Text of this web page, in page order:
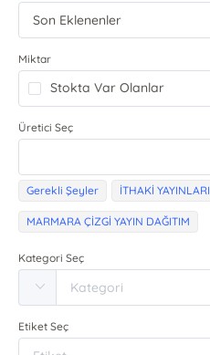
Miktar
Stokta Var Olanlar
Üretici Seç
Gerekli Şeyler İTHAKİ YAYINLARI
MARMARA ÇİZGİ YAYIN DAĞITIM
Kategori Seç
Etiket Seç